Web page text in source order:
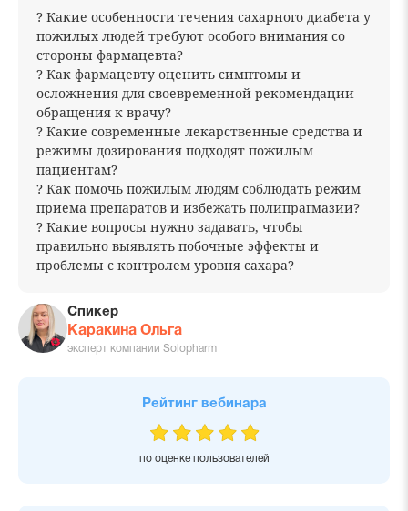
? Какие особенности течения сахарного диабета у
пожилых людей требуют особого внимания со
стороны фармацевта?
? Как фармацевту оценить симптомы и
осложнения для своевременной рекомендации
обращения к врачу?
? Какие современные лекарственные средства и
режимы дозирования подходят пожилым
пациентам?
? Как помочь пожилым людям соблюдать режим
приема препаратов и избежать полипрагмазии?
? Какие вопросы нужно задавать, чтобы
правильно выявлять побочные эффекты и
проблемы с контролем уровня сахара?
Спикер
Каракина Ольга
эксперт компании Solopharm
Рейтинг вебинара
по оценке пользователей